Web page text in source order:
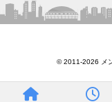
© 2011-2026 メ